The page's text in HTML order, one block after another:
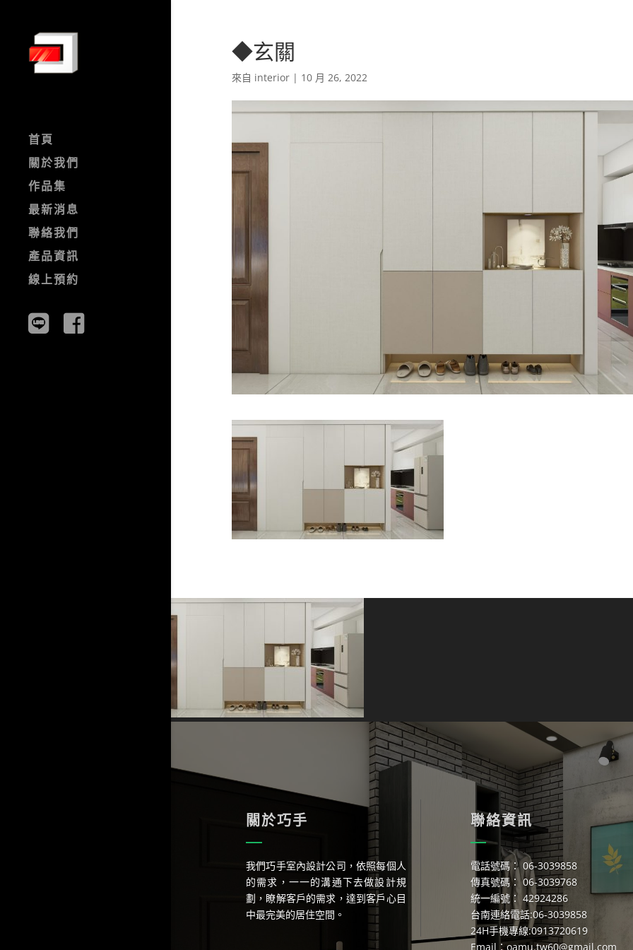
首頁
關於我們
作品集
最新消息
聯絡我們
產品資訊
線上預約
◆玄關
來自 interior| 10 月 26, 2022
關於巧手
我們巧手室內設計公司，依照每個人
的需求，一一的溝通下去做設計規
劃，瞭解客戶的需求，達到客戶心目
中最完美的居住空間。
聯絡資訊
電話號碼： 06-3039858
傳真號碼： 06-3039768
統一編號： 42924286
台南連絡電話:06-3039858
24H手機專線:0913720619
Email：oamu.tw60@gmail.com